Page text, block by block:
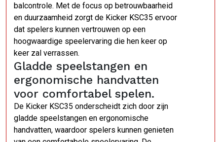
balcontrole. Met de focus op betrouwbaarheid
en duurzaamheid zorgt de Kicker KSC35 ervoor
dat spelers kunnen vertrouwen op een
hoogwaardige speelervaring die hen keer op
keer zal verrassen.
Gladde speelstangen en
ergonomische handvatten
voor comfortabel spelen.
De Kicker KSC35 onderscheidt zich door zijn
gladde speelstangen en ergonomische
handvatten, waardoor spelers kunnen genieten